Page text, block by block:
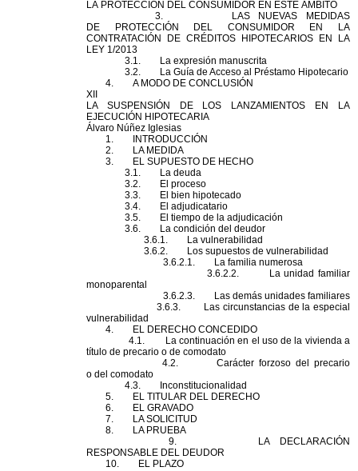
LA PROTECCIÓN DEL CONSUMIDOR EN ESTE ÁMBITO
3. LAS NUEVAS MEDIDAS
DE
PROTECCIÓN DEL
CONSUMIDOR EN LA
CONTRATACIÓN DE CRÉDITOS
HIPOTECARIOS EN LA
LEY 1/2013
3.1. La expresión manuscrita
3.2. La Guía de Acceso al Préstamo Hipotecario
4. A MODO DE CONCLUSIÓN
XII
LA SUSPENSIÓN DE LOS LANZAMIENTOS EN LA
EJECUCIÓN HIPOTECARIA
Álvaro Núñez Iglesias
1. INTRODUCCIÓN
2. LA MEDIDA
3. EL SUPUESTO DE HECHO
3.1. La deuda
3.2. El proceso
3.3. El bien hipotecado
3.4. El adjudicatario
3.5. El tiempo de la adjudicación
3.6. La condición del deudor
3.6.1. La vulnerabilidad
3.6.2. Los supuestos de vulnerabilidad
3.6.2.1. La familia numerosa
3.6.2.2. La unidad familiar
monoparental
3.6.2.3. Las demás unidades familiares
3.6.3. Las circunstancias de la especial
vulnerabilidad
4. EL DERECHO CONCEDIDO
4.1. La continuación en el uso de la vivienda a
título de precario o de comodato
4.2. Carácter forzoso del
precario
o del comodato
4.3. Inconstitucionalidad
5. EL TITULAR DEL DERECHO
6. EL GRAVADO
7. LA SOLICITUD
8. LA PRUEBA
9. LA DECLARACIÓN
RESPONSABLE DEL DEUDOR
10. EL PLAZO